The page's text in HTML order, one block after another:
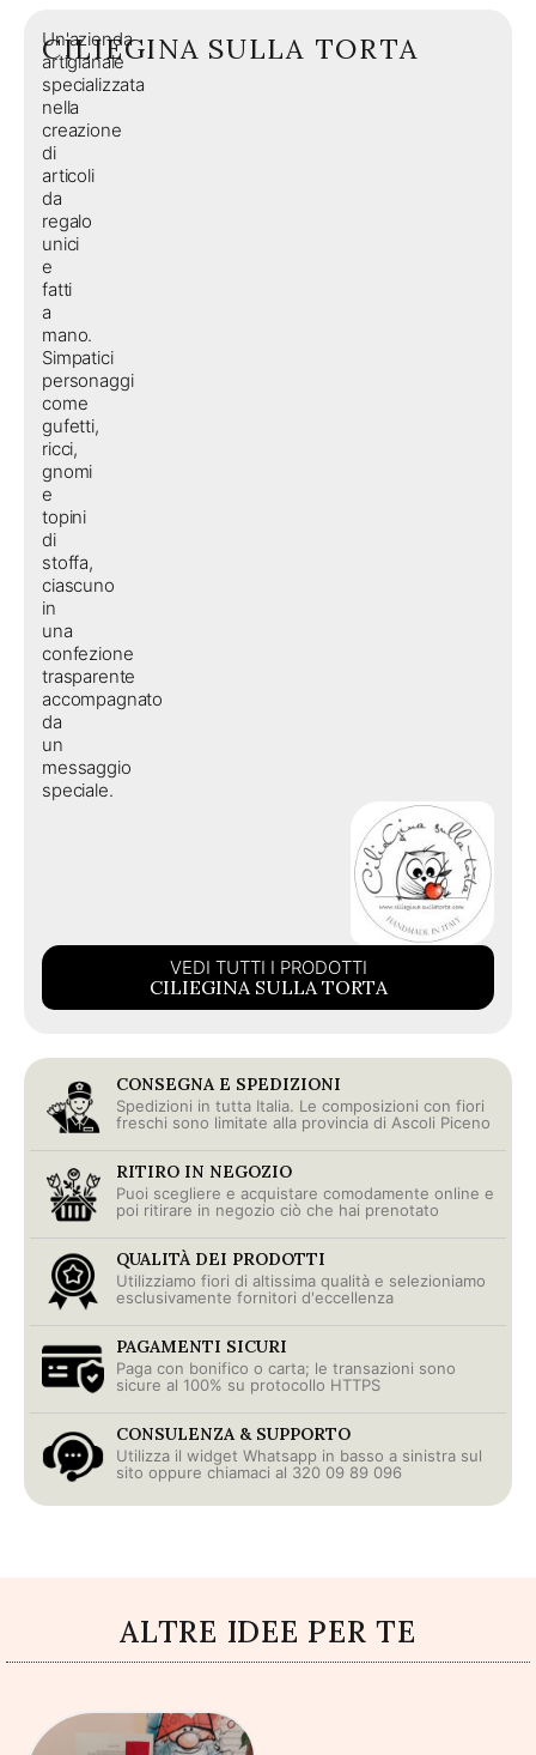
CILIEGINA SULLA TORTA
Un'azienda
artigianale
specializzata
nella
creazione
di
articoli
da
regalo
unici
e
fatti
a
mano.
Simpatici
personaggi
come
gufetti,
ricci,
gnomi
e
topini
di
stoffa,
ciascuno
in
una
confezione
trasparente
accompagnato
da
un
messaggio
speciale.
VEDI TUTTI I PRODOTTI
CILIEGINA SULLA TORTA
CONSEGNA E SPEDIZIONI
Spedizioni in tutta Italia. Le composizioni con fiori
freschi sono limitate alla provincia di Ascoli Piceno
RITIRO IN NEGOZIO
Puoi scegliere e acquistare comodamente online e
poi ritirare in negozio ciò che hai prenotato
QUALITÀ DEI PRODOTTI
Utilizziamo fiori di altissima qualità e selezioniamo
esclusivamente fornitori d'eccellenza
PAGAMENTI SICURI
Paga con bonifico o carta; le transazioni sono
sicure al 100% su protocollo HTTPS
CONSULENZA & SUPPORTO
Utilizza il widget Whatsapp in basso a sinistra sul
sito oppure chiamaci al 320 09 89 096
ALTRE IDEE PER TE